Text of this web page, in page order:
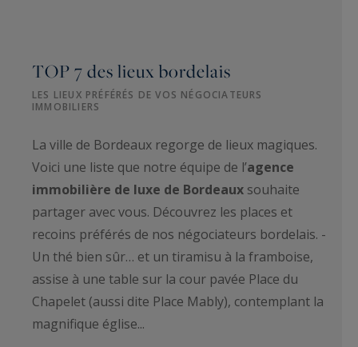
TOP 7 des lieux bordelais
LES LIEUX PRÉFÉRÉS DE VOS NÉGOCIATEURS
IMMOBILIERS
La ville de Bordeaux regorge de lieux magiques.
Voici une liste que notre équipe de l’agence
immobilière de luxe de Bordeaux souhaite
partager avec vous. Découvrez les places et
recoins préférés de nos négociateurs bordelais. -
Un thé bien sûr… et un tiramisu à la framboise,
assise à une table sur la cour pavée Place du
Chapelet (aussi dite Place Mably), contemplant la
magnifique église...